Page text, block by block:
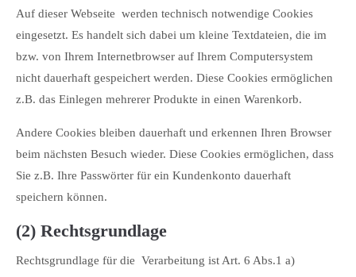
Auf dieser Webseite werden technisch notwendige Cookies
eingesetzt. Es handelt sich dabei um kleine Textdateien, die im
bzw. von Ihrem Internetbrowser auf Ihrem Computersystem
nicht dauerhaft gespeichert werden. Diese Cookies ermöglichen
z.B. das Einlegen mehrerer Produkte in einen Warenkorb.
Andere Cookies bleiben dauerhaft und erkennen Ihren Browser
beim nächsten Besuch wieder. Diese Cookies ermöglichen, dass
Sie z.B. Ihre Passwörter für ein Kundenkonto dauerhaft
speichern können.
(2) Rechtsgrundlage
Rechtsgrundlage für die Verarbeitung ist Art. 6 Abs.1 a)